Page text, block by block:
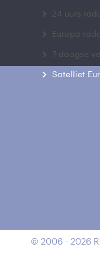
24 uurs
Europa
7-daagse
Satelliet
© 2006 - 2026